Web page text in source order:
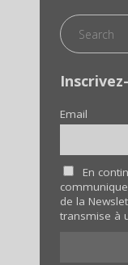
Email
En
de la
transmise à